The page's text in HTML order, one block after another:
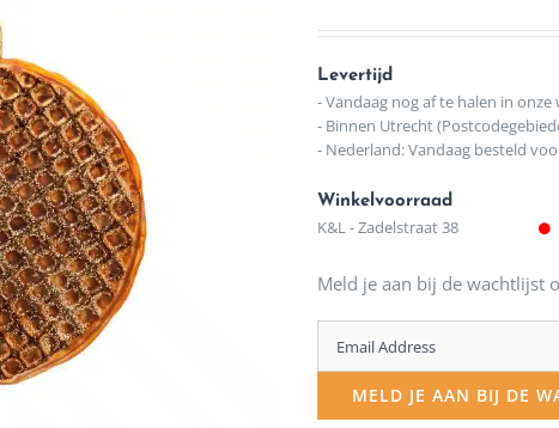
Levertijd
- Vandaag nog af te halen in
- Binnen Utrecht
- Nederland: Vandaag besteld
Winkelvoorraad
K&L - Zadelstraat 38
Meld je aan bij de wachtlijst
Enter
your
email
MELD JE AAN BIJ DE